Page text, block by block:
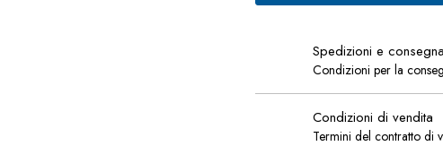
Spedizioni e consegna
Condizioni per la
Condizioni di vendita
Termini del contratto di